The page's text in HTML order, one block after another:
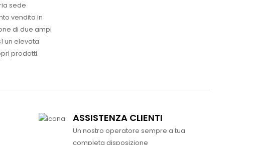
sede
vendita in
di due ampi
un elevata
prodotti.
ASSISTENZA CLIENTI
Un nostro operatore sempre a tua
completa disposizione